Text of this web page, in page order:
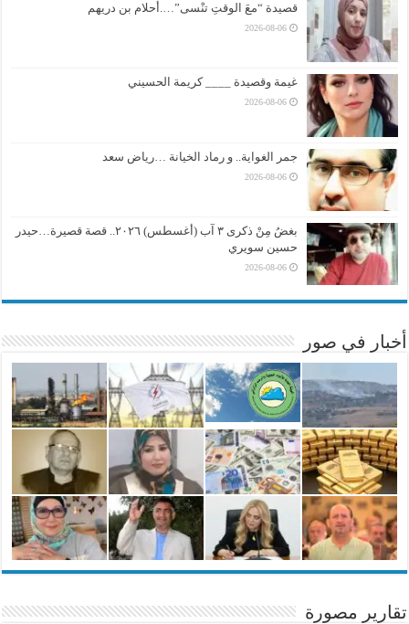
قصيدة “معَ الوقتِ تنْسى”….أحلام بن دريهم
2026-08-06
غيمة وقصيدة ____ كريمة الحسيني
2026-08-06
جمر الغواية.. و رماد الخيانة …رياض سعد
2026-08-06
بغضُ مِنْ ذكرى ٣ آب (أغسطس) ٢٠٢٦.. قصة قصيرة…حيدر
حسين سويري
2026-08-06
أخبار في صور
تقارير مصورة